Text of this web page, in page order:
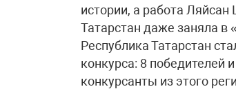
истории, а работа
Татарстан даже заняла в
Республика Татарстан
конкурса: 8 победителей
конкурсанты из этого